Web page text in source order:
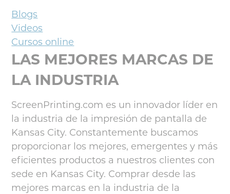
Blogs
Videos
Cursos online
LAS MEJORES MARCAS DE
LA INDUSTRIA
ScreenPrinting.com es un innovador líder en
la industria de la impresión de pantalla de
Kansas City. Constantemente buscamos
proporcionar los mejores, emergentes y más
eficientes productos a nuestros clientes con
sede en Kansas City. Comprar desde las
mejores marcas en la industria de la